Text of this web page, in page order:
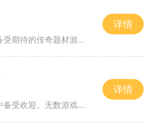
中变传奇世界手游是一款备受期待的传奇题材游戏。游戏以热血战斗为主线，融合了多样化的玩法和精美的游戏画面，为玩家带来全新的沉浸式游戏体验。下面将详细介绍游戏的具体玩
详情
网络游戏在众多年轻玩家中备受欢迎。无数游戏诞生并消失，而《传奇世界超变态超强版》作为其中一款备受瞩目的游戏，以其精妙的游戏玩法和丰富的游戏体验而备受玩家追捧。作为
详情